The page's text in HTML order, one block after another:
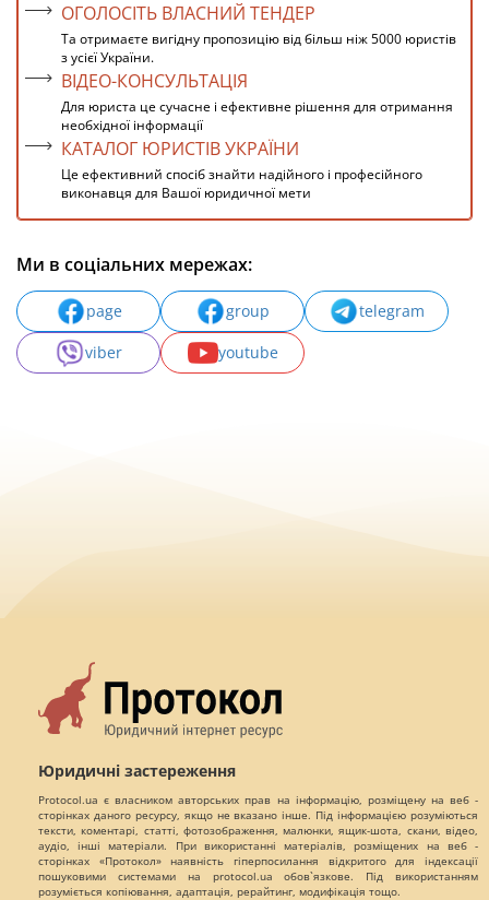
ОГОЛОСІТЬ ВЛАСНИЙ ТЕНДЕР
Та отримаєте вигідну пропозицію від більш ніж 5000 юристів
з усієї України.
ВІДЕО-КОНСУЛЬТАЦІЯ
Для юриста це сучасне і ефективне рішення для отримання
необхідної інформації
КАТАЛОГ ЮРИСТІВ УКРАЇНИ
Це ефективний спосіб знайти надійного і професійного
виконавця для Вашої юридичної мети
Ми в соціальних мережах:
page group
telegram
viber
youtube
Юридичні застереження
Protocol.ua є власником авторських прав на інформацію, розміщену на веб -
сторінках даного ресурсу, якщо не вказано інше. Під інформацією розуміються
тексти, коментарі, статті, фотозображення, малюнки, ящик-шота, скани, відео,
аудіо, інші матеріали. При використанні матеріалів, розміщених на веб -
сторінках «Протокол» наявність гіперпосилання відкритого для індексації
пошуковими системами на protocol.ua обов`язкове. Під використанням
розуміється копіювання, адаптація, рерайтинг, модифікація тощо.